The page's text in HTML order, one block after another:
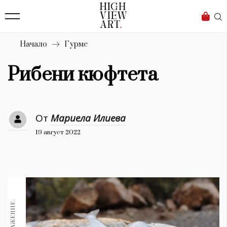
Бизнес
Мода
Dialogue
Красота
Дизайн
1272
Книги 1188
Начало Гурме
Рибени кюфтета
От Мариела Илиева
19 август 2022